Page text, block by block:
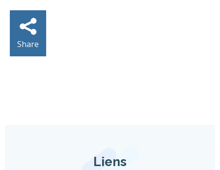
Share
Liens